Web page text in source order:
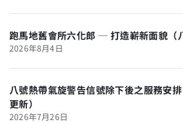
跑馬地舊會所六化郎 ─ 打造嶄新面貌（
2026年8月4日
八號熱帶氣旋警告信號除下後之服務安
更新）
2026年7月26日